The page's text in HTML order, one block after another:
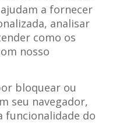
a fornecer
analisar
como os
nosso
bloquear ou
seu navegador,
funcionalidade do